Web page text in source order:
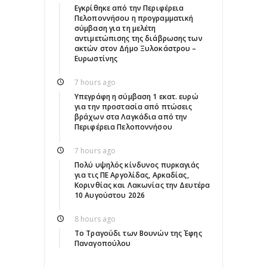
Εγκρίθηκε από την Περιφέρεια
Πελοποννήσου η προγραμματική
σύμβαση για τη μελέτη
αντιμετώπισης της διάβρωσης των
ακτών στον Δήμο Ξυλοκάστρου –
Ευρωστίνης
7 hours ago
Υπεγράφη η σύμβαση 1 εκατ. ευρώ
για την προστασία από πτώσεις
βράχων στα Λαγκάδια από την
Περιφέρεια Πελοποννήσου
7 hours ago
Πολύ υψηλός κίνδυνος πυρκαγιάς
για τις ΠΕ Αργολίδας, Αρκαδίας,
Κορινθίας και Λακωνίας την Δευτέρα
10 Αυγούστου 2026
8 hours ago
Το Τραγούδι των Βουνών της Έφης
Παναγοπούλου